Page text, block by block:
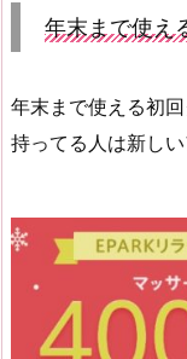
年末まで使え
年末まで使える初
持ってる人は新し